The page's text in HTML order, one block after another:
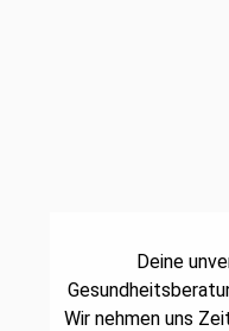
Deine
Wir nehmen uns